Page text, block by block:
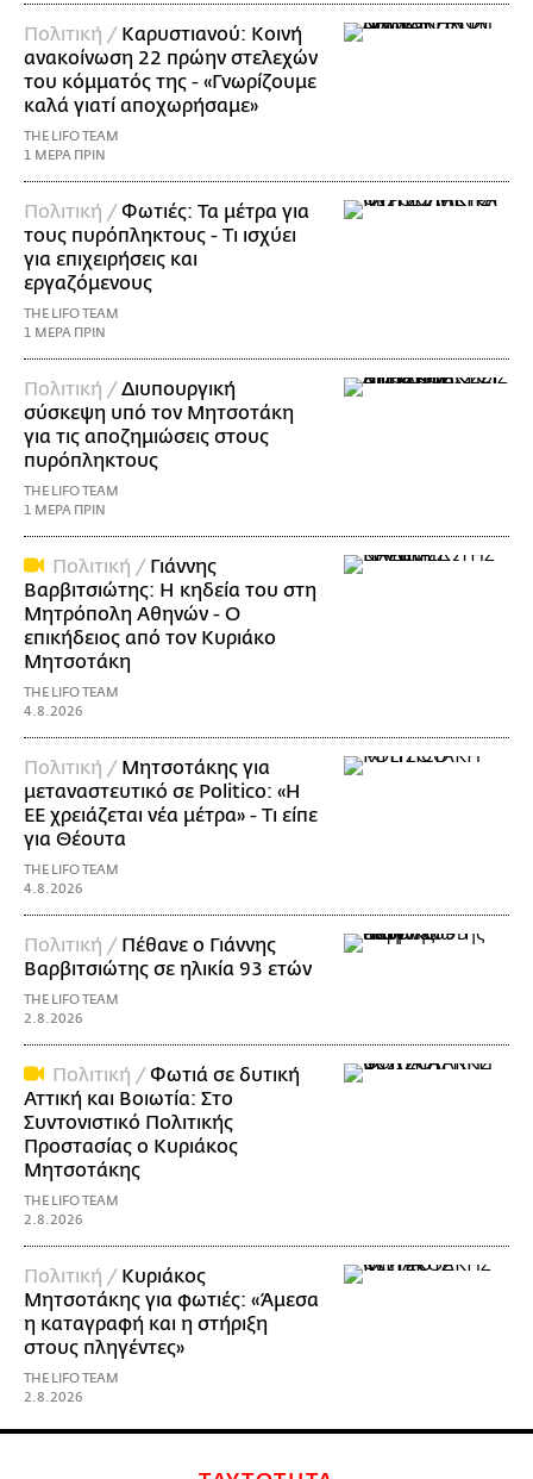
Πολιτική / Καρυστιανού: Κοινή
ανακοίνωση 22 πρώην στελεχών
του κόμματός της - «Γνωρίζουμε
καλά γιατί αποχωρήσαμε»
THE LIFO TEAM
1 ΜΕΡΑ ΠΡΙΝ
Πολιτική / Φωτιές: Τα μέτρα για
τους πυρόπληκτους - Τι ισχύει
για επιχειρήσεις και
εργαζόμενους
THE LIFO TEAM
1 ΜΕΡΑ ΠΡΙΝ
Πολιτική / Διυπουργική
σύσκεψη υπό τον Μητσοτάκη
για τις αποζημιώσεις στους
πυρόπληκτους
THE LIFO TEAM
1 ΜΕΡΑ ΠΡΙΝ
Πολιτική / Γιάννης
Βαρβιτσιώτης: Η κηδεία του στη
Μητρόπολη Αθηνών - Ο
επικήδειος από τον Κυριάκο
Μητσοτάκη
THE LIFO TEAM
4.8.2026
Πολιτική / Μητσοτάκης για
μεταναστευτικό σε Politico: «Η
ΕΕ χρειάζεται νέα μέτρα» - Τι είπε
για Θέουτα
THE LIFO TEAM
4.8.2026
Πολιτική / Πέθανε ο Γιάννης
Βαρβιτσιώτης σε ηλικία 93 ετών
THE LIFO TEAM
2.8.2026
Πολιτική / Φωτιά σε δυτική
Αττική και Βοιωτία: Στο
Συντονιστικό Πολιτικής
Προστασίας ο Κυριάκος
Μητσοτάκης
THE LIFO TEAM
2.8.2026
Πολιτική / Κυριάκος
Μητσοτάκης για φωτιές: «Άμεσα
η καταγραφή και η στήριξη
στους πληγέντες»
THE LIFO TEAM
2.8.2026